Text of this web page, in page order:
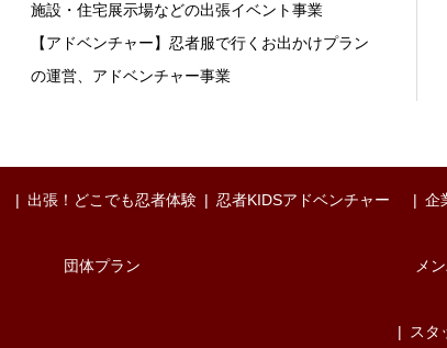
施設・住宅展示場などの出張イベント事業
【アドベンチャー】忍者服で行くお出かけプラン
の運営、アドベンチャー事業
出張！どこでも忍者体験
団体プラン
忍者KIDSアドベンチャー 企
メ
スタ